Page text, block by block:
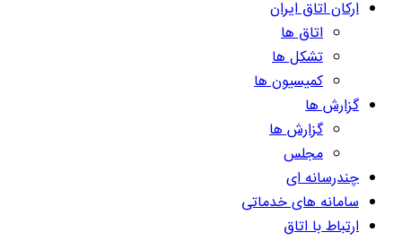
ارکان اتاق ایران
اتاق ها
تشکل ها
کمیسیون ها
گزارش ها
گزارش ها
مجلس
چندرسانه ای
سامانه های خدماتی
ارتباط با اتاق